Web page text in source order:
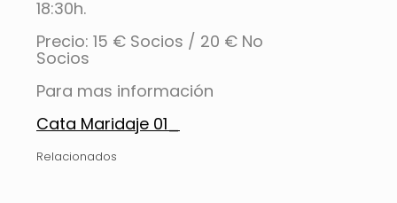
18:30h.
Precio: 15 € Socios / 20 € No
Socios
Para mas información
Cata Maridaje 01_
Relacionados